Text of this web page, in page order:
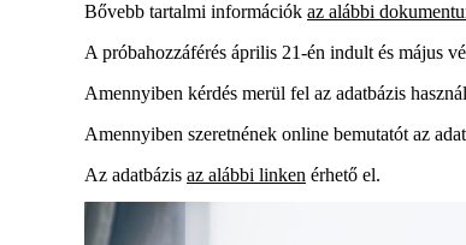
Bővebb tartalmi információk az alábbi
A próbahozzáférés április 21-én indult és május
Amennyiben kérdés merül fel az adatbázis
Amennyiben szeretnének online bemutatót az
Az adatbázis az alábbi linken érhető el.